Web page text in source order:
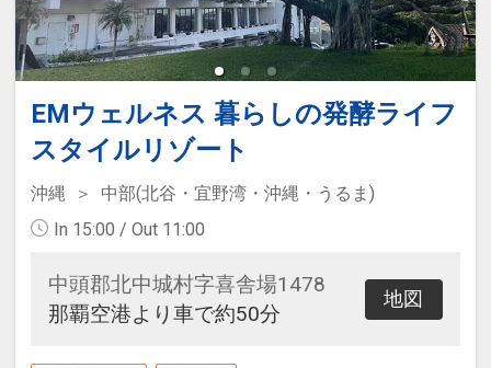
EMウェルネス 暮らしの発酵ライフ
スタイルリゾート
沖縄
中部(北谷・宜野湾・沖縄・うるま)
In 15:00 / Out 11:00
中頭郡北中城村字喜舎場1478
那覇空港より車で約50分
地図